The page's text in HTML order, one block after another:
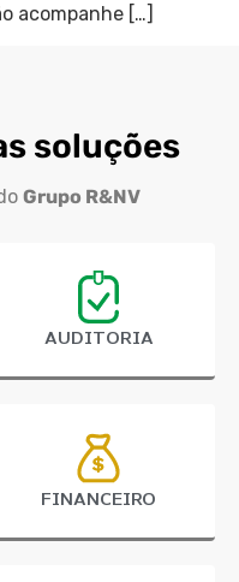
acompanhe […]
soluções
Grupo R&NV
AUDITORIA
FINANCEIRO